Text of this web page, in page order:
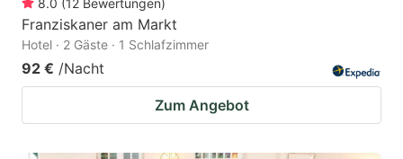
8.0 (12 Bewertungen)
Franziskaner am Markt
Hotel · 2 Gäste · 1 Schlafzimmer
92 € /Nacht
Zum Angebot